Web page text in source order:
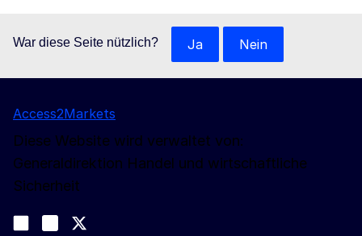
War diese Seite nützlich? Ja Nein
Access2Markets
Diese Website wird verwaltet von:
Generaldirektion Handel und wirtschaftliche
Sicherheit
Join us on LinkedIn
Trade-Off podcast